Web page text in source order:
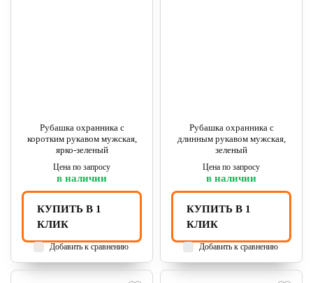
Рубашка охранника с
коротким рукавом мужская,
ярко-зеленый
Цена по запросу
в наличии
КУПИТЬ В 1
КЛИК
Добавить к сравнению
Рубашка охранника с
длинным рукавом мужская,
зеленый
Цена по запросу
в наличии
КУПИТЬ В 1
КЛИК
Добавить к сравнению